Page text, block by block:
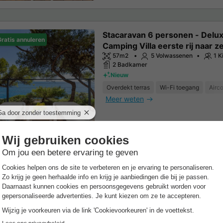
annuleren
Stacaravan 6 personen -
Camping Villa eerste rij naar
57m2 5 Volwassenen
1
2 Badkamer
Nieuw
Overdekt terras
Wi-Fi toegang
Meer weten
annuleren
Stacaravan 6 personen - Luxe
kampeervilla
57m2 5 Volwassenen
1
2 Slaapkamers
2 Badkamer
Recent